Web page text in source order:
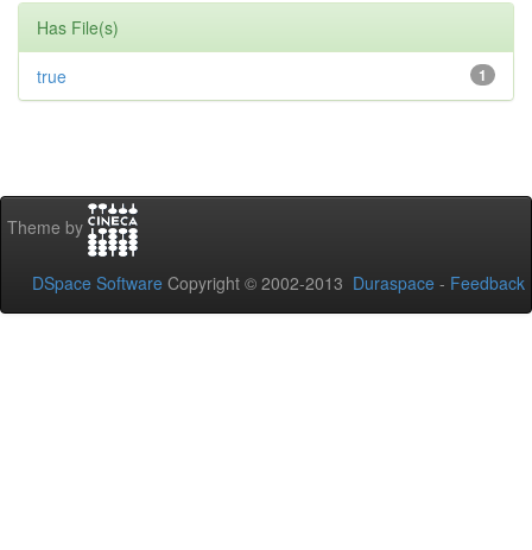
Has File(s)
1
true
Theme by
DSpace Software Copyright © 2002-2013 Duraspace - Feedback